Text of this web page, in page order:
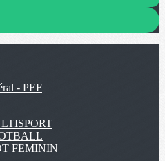
- PEF
FEMININ